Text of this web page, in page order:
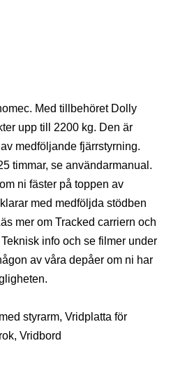
Med tillbehöret Dolly
upp till 2200 kg. Den är
medföljande fjärrstyrning.
timmar, se användarmanual.
ni fäster på toppen av
med medföljda stödben
mer om Tracked carriern och
info och se filmer under
av våra depåer om ni har
styrarm, Vridplatta för
Vridbord